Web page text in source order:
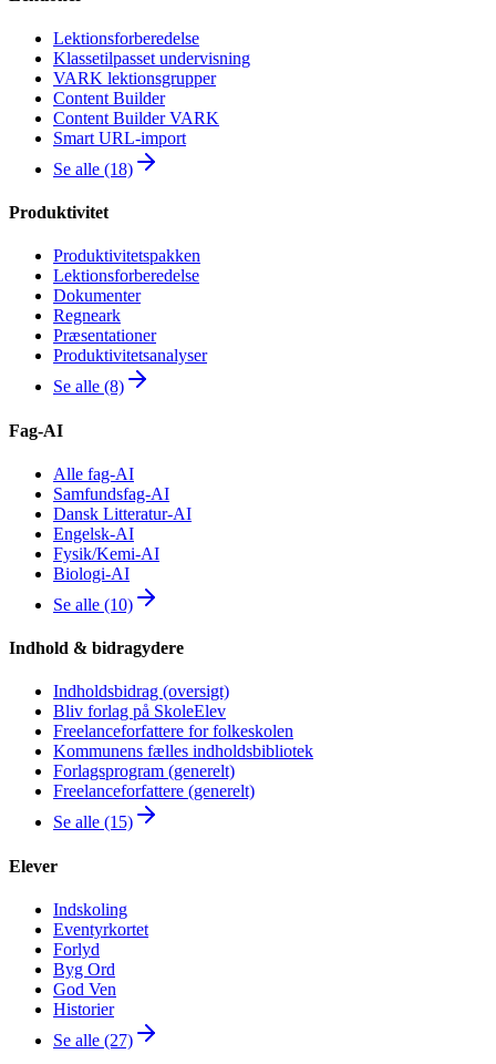
Lektionsforberedelse
Klassetilpasset undervisning
VARK lektionsgrupper
Content Builder
Content Builder VARK
Smart URL-import
Se alle (18)
Produktivitet
Produktivitetspakken
Lektionsforberedelse
Dokumenter
Regneark
Præsentationer
Produktivitetsanalyser
Se alle (8)
Fag-AI
Alle fag-AI
Samfundsfag-AI
Dansk Litteratur-AI
Engelsk-AI
Fysik/Kemi-AI
Biologi-AI
Se alle (10)
Indhold & bidragydere
Indholdsbidrag (oversigt)
Bliv forlag på SkoleElev
Freelanceforfattere for folkeskolen
Kommunens fælles indholdsbibliotek
Forlagsprogram (generelt)
Freelanceforfattere (generelt)
Se alle (15)
Elever
Indskoling
Eventyrkortet
Forlyd
Byg Ord
God Ven
Historier
Se alle (27)